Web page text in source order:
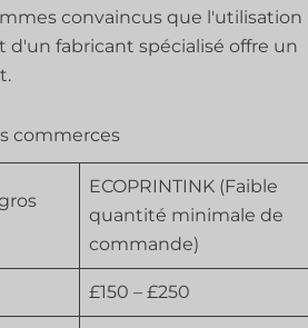
convaincus que l'utilisation
fabricant spécialisé offre un
commerces
ECOPRINTINK (Faible
quantité minimale de
commande)
£150 – £250